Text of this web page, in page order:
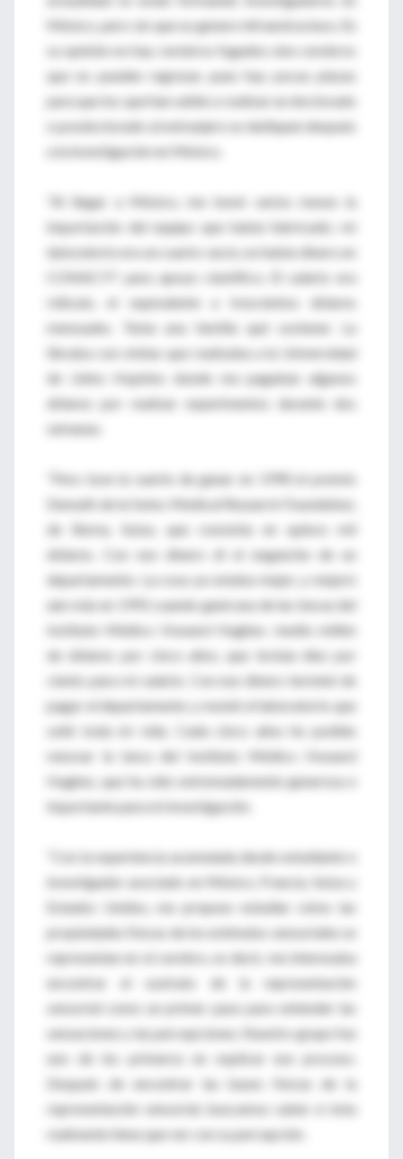
México, pero sin que se genere infraestructura. En
su opinión no hay cerebros fugados sino cerebros
que no pueden regresar, pues hay pocas plazas
para que los que han salido a realizar un doctorado
o posdoctorado al extranjero se dediquen después
a la investigación en México.
“Al llegar a México, me tomó varios meses la
importación del equipo que había fabricado; mi
laboratorio era un cuarto vacío, no había dinero en
CONACYT para apoyo científico. El salario era
ridículo, el equivalente a trescientos dólares
mensuales. Tenía una familia qué sostener. La
libraba con visitas que realizaba a la Universidad
de Johns Hopkins donde me pagaban algunos
dólares por realizar experimentos durante dos
semanas.
“Pero tuve la suerte de ganar en 1990 el premio
Demuth de la Swiss Medical Research Foundation,
de Berna, Suiza, que consistía en quince mil
dólares. Con ese dinero di el enganche de un
departamento. La cosa ya estaba mejor, y mejoró
aún más en 1991 cuando gané una de las becas del
Instituto Médico Howard Hughes: medio millón
de dólares por cinco años, que incluía diez por
ciento para mi salario. Con ese dinero terminé de
pagar el departamento y monté el laboratorio que
soñé toda mi vida. Cada cinco años he podido
renovar la beca del Instituto Médico Howard
Hughes, que ha sido extremadamente generosa e
importante para mi investigación.
“Con la experiencia acumulada desde estudiante e
investigador asociado en México, Francia, Suiza y
Estados Unidos, me propuse estudiar cómo las
propiedades físicas de los estímulos sensoriales se
representan en el cerebro, es decir, me interesaba
encontrar el sustrato de la representación
sensorial como un primer paso para entender las
sensaciones y las percepciones. Nuestro grupo fue
uno de los primeros en explicar ese proceso.
Después de encontrar las bases físicas de la
representación sensorial, buscamos saber si ésta
realmente tiene que ver con su percepción.